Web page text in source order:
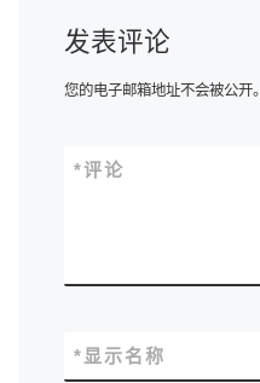
发表评论
您的电子邮箱地址不会被公开。
评论
*
显示名称
*